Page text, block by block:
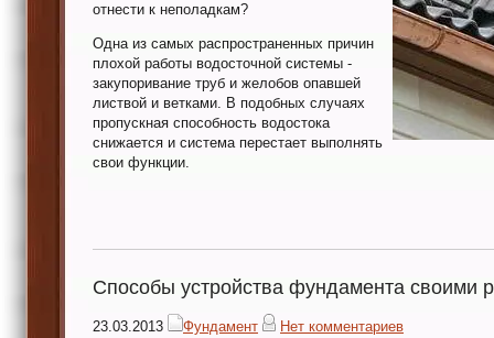
отнести к неполадкам?
Одна из самых распространенных причин
плохой работы водосточной системы -
закупоривание труб и желобов опавшей
листвой и ветками. В подобных случаях
пропускная способность водостока
снижается и система перестает выполнять
свои функции.
Способы устройства фундамента своими
23.03.2013 Фундамент Нет комментариев